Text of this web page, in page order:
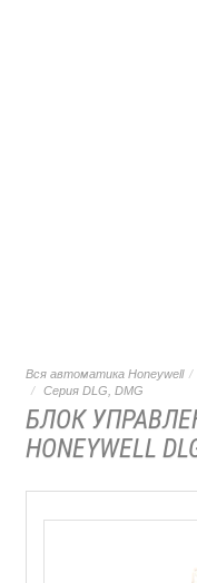
Вся автоматика Honeywell
Серия DLG, DMG
БЛОК
HONEYWELL